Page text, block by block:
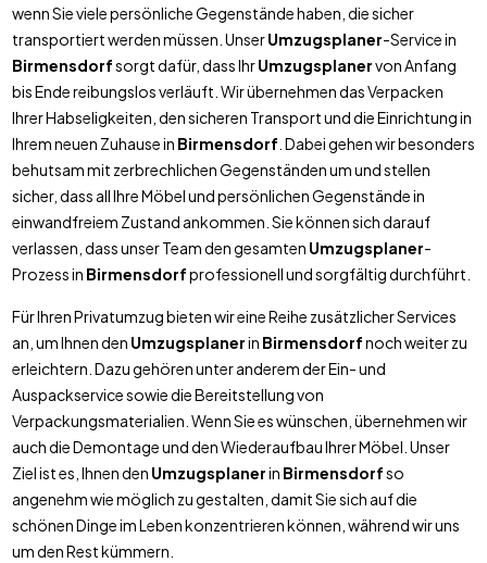
wenn Sie viele persönliche Gegenstände haben, die sicher
transportiert werden müssen. UnserUmzugsplaner-Service in
Birmensdorfsorgt dafür, dass IhrUmzugsplanervon Anfang
bis Ende reibungslos verläuft. Wir übernehmen das Verpacken
Ihrer Habseligkeiten, den sicheren Transport und die Einrichtung in
Ihrem neuen Zuhause in Birmensdorf . Dabei gehen wir besonders
behutsam mit zerbrechlichen Gegenständen um und stellen
sicher, dass all Ihre Möbel und persönlichen Gegenstände in
einwandfreiem Zustand ankommen. Sie können sich darauf
verlassen, dass unser Team den gesamten Umzugsplaner-
Prozess in Birmensdorfprofessionell und sorgfältig durchführt.
Für Ihren Privatumzug bieten wir eine Reihe zusätzlicher Services
an, um Ihnen den Umzugsplanerin Birmensdorfnoch weiter zu
erleichtern. Dazu gehören unter anderem der Ein- und
Auspackservice sowie die Bereitstellung von
Verpackungsmaterialien. Wenn Sie es wünschen, übernehmen wir
auch die Demontage und den Wiederaufbau Ihrer Möbel. Unser
Ziel ist es, Ihnen den Umzugsplanerin Birmensdorfso
angenehm wie möglich zu gestalten, damit Sie sich auf die
schönen Dinge im Leben konzentrieren können, während wir uns
um den Rest kümmern.